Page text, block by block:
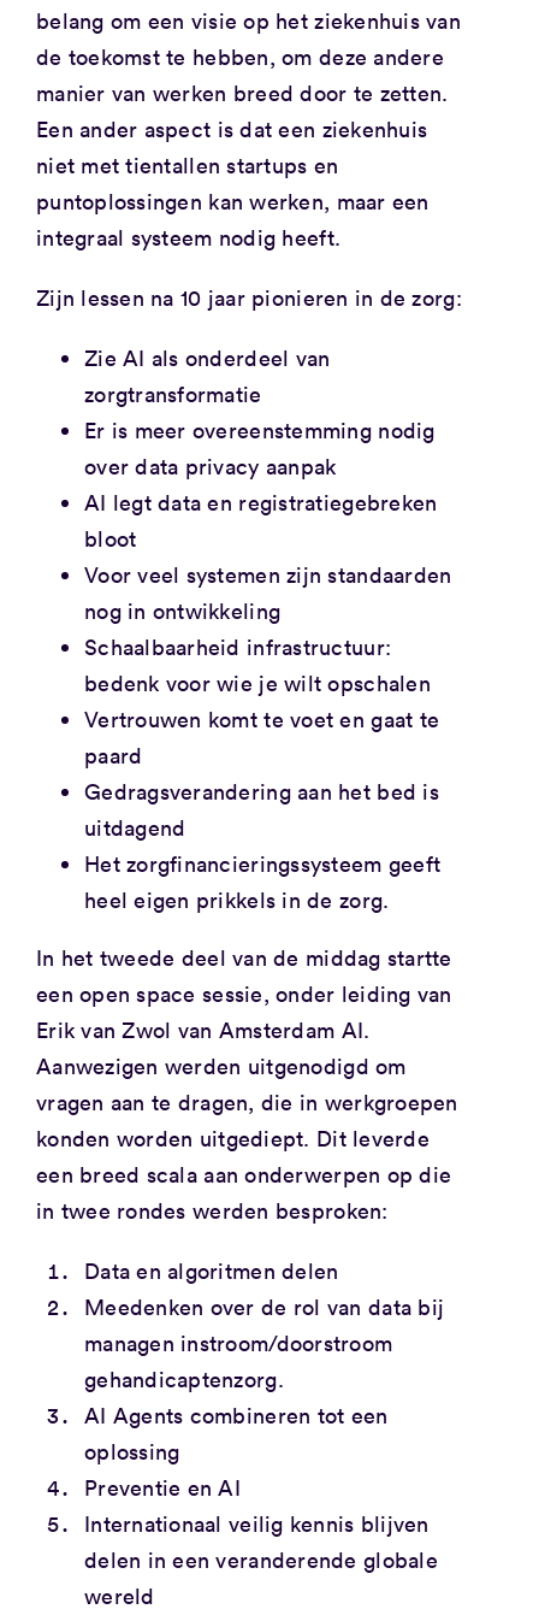
belang om een visie op het ziekenhuis van
de toekomst te hebben, om deze andere
manier van werken breed door te zetten.
Een ander aspect is dat een ziekenhuis
niet met tientallen startups en
puntoplossingen kan werken, maar een
integraal systeem nodig heeft.
Zijn lessen na 10 jaar pionieren in de zorg:
Zie AI als onderdeel van
zorgtransformatie
Er is meer overeenstemming nodig
over data privacy aanpak
AI legt data en registratiegebreken
bloot
Voor veel systemen zijn standaarden
nog in ontwikkeling
Schaalbaarheid infrastructuur:
bedenk voor wie je wilt opschalen
Vertrouwen komt te voet en gaat te
paard
Gedragsverandering aan het bed is
uitdagend
Het zorgfinancieringssysteem geeft
heel eigen prikkels in de zorg.
In het tweede deel van de middag startte
een open space sessie, onder leiding van
Erik van Zwol van Amsterdam AI.
Aanwezigen werden uitgenodigd om
vragen aan te dragen, die in werkgroepen
konden worden uitgediept. Dit leverde
een breed scala aan onderwerpen op die
in twee rondes werden besproken:
Data en algoritmen delen
Meedenken over de rol van data bij
managen instroom/doorstroom
gehandicaptenzorg.
AI Agents combineren tot een
oplossing
Preventie en AI
Internationaal veilig kennis blijven
delen in een veranderende globale
wereld